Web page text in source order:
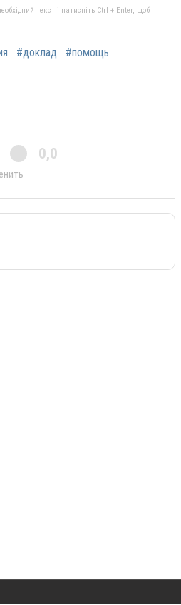
текст і натисніть Ctrl + Enter, щоб
#доклад
#помощь
0,0